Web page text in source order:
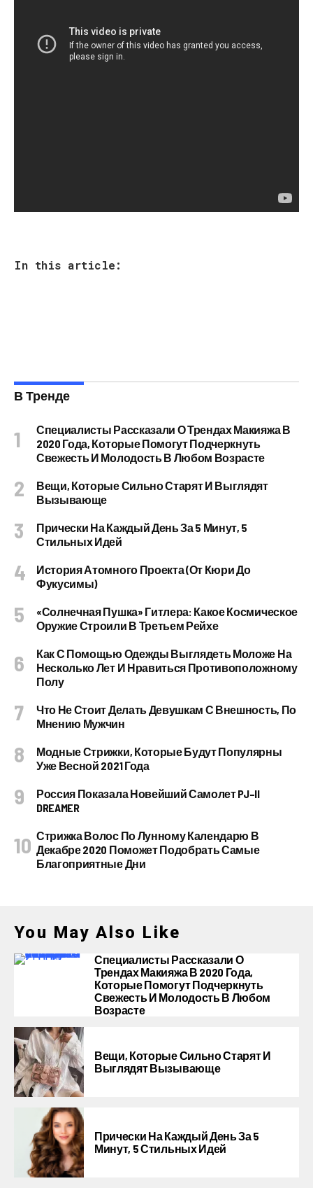
In this article:
В Тренде
Специалисты Рассказали О Трендах Макияжа В
2020 Года, Которые Помогут Подчеркнуть
Свежесть И Молодость В Любом Возрасте
Вещи, Которые Сильно Старят И Выглядят
Вызывающе
Прически На Каждый День За 5 Минут, 5
Стильных Идей
История Атомного Проекта (от Кюри До
Фукусимы)
«Солнечная Пушка» Гитлера: Какое Космическое
Оружие Строили В Третьем Рейхе
Как С Помощью Одежды Выглядеть Моложе На
Несколько Лет И Нравиться Противоположному
Полу
Что Не Стоит Делать Девушкам С Внешность, По
Мнению Мужчин
Модные Стрижки, Которые Будут Популярны
Уже Весной 2021 Года
Россия Показала Новейший Самолет PJ–II
DREAMER
Стрижка Волос По Лунному Календарю В
Декабре 2020 Поможет Подобрать Самые
Благоприятные Дни
You May Also Like
Специалисты Рассказали О
Трендах Макияжа В 2020 Года,
Которые Помогут Подчеркнуть
Свежесть И Молодость В Любом
Возрасте
Вещи, Которые Сильно Старят И
Выглядят Вызывающе
Прически На Каждый День За 5
Минут, 5 Стильных Идей